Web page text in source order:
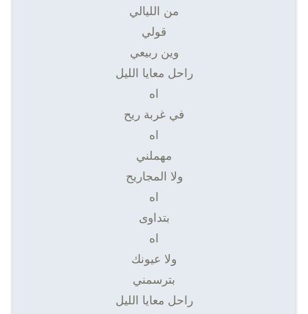
من الليالي
قولي
وين ربيعي
راحل معايا الليل
اه
في غربة ريح
اه
مهملني
ولا المجاريح
اه
بتداوى
اه
ولا عيونك
بترسمني
راحل معايا الليل